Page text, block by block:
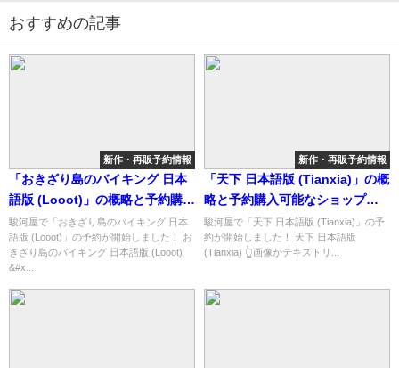
おすすめの記事
新作・再販予約情報
「おきざり島のバイキング 日本
語版 (Looot)」の概略と予約購入
可能なショップ紹介！
駿河屋で「おきざり島のバイキング 日本
語版 (Looot)」の予約が開始しました！ お
きざり島のバイキング 日本語版 (Looot)
&#x...
新作・再販予約情報
「天下 日本語版 (Tianxia)」の概
略と予約購入可能なショップ紹
介！
駿河屋で「天下 日本語版 (Tianxia)」の予
約が開始しました！ 天下 日本語版
(Tianxia) 👆画像かテキストリ...